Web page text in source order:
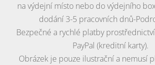
na výdejní místo nebo do výdejního
dodání 3-5 pracovních dnů-
Bezpečné a rychlé platby
PayPal (kreditní karty).
Obrázek je pouze ilustrační a nemusí